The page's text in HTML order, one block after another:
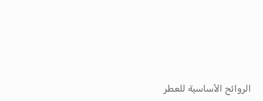
الروائح الأساسية للعطر